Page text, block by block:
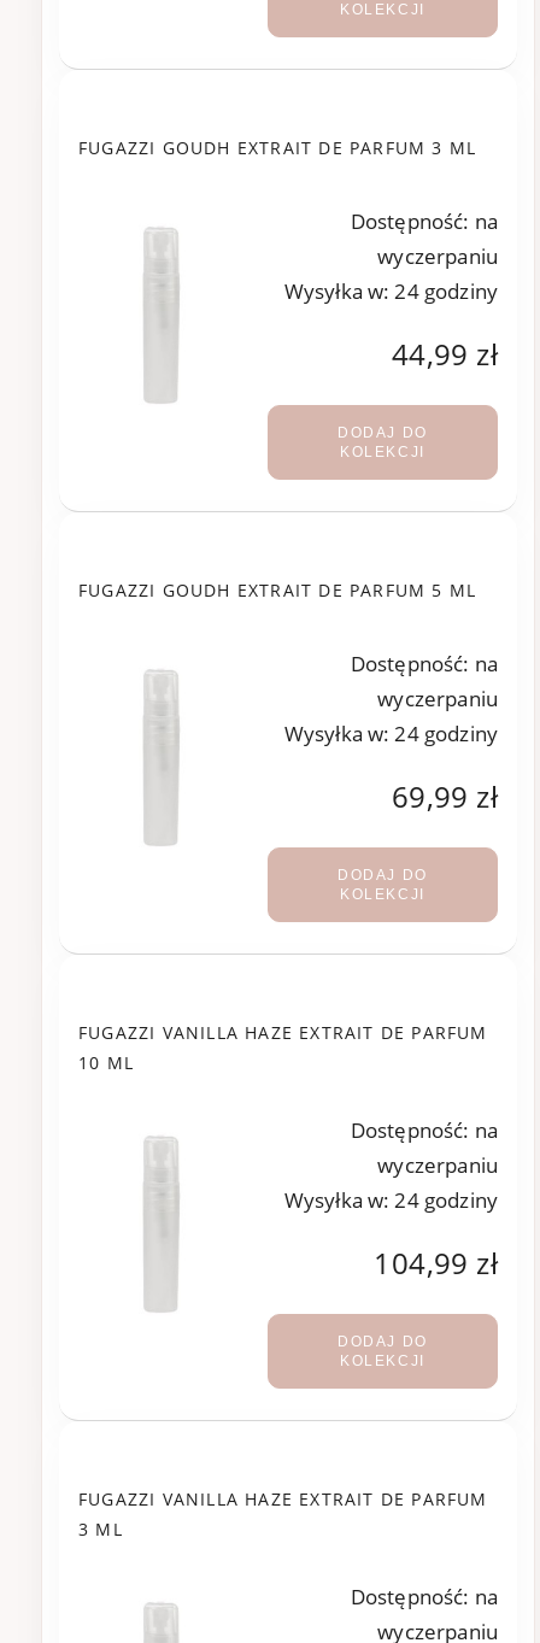
KOLEKCJI
FUGAZZI GOUDH EXTRAIT DE PARFUM 3 ML
Dostępność: na
wyczerpaniu
Wysyłka w: 24 godziny
44,99 zł
DODAJ DO
KOLEKCJI
FUGAZZI GOUDH EXTRAIT DE PARFUM 5 ML
Dostępność: na
wyczerpaniu
Wysyłka w: 24 godziny
69,99 zł
DODAJ DO
KOLEKCJI
FUGAZZI VANILLA HAZE EXTRAIT DE PARFUM
10 ML
Dostępność: na
wyczerpaniu
Wysyłka w: 24 godziny
104,99 zł
DODAJ DO
KOLEKCJI
FUGAZZI VANILLA HAZE EXTRAIT DE PARFUM
3 ML
Dostępność: na
wyczerpaniu